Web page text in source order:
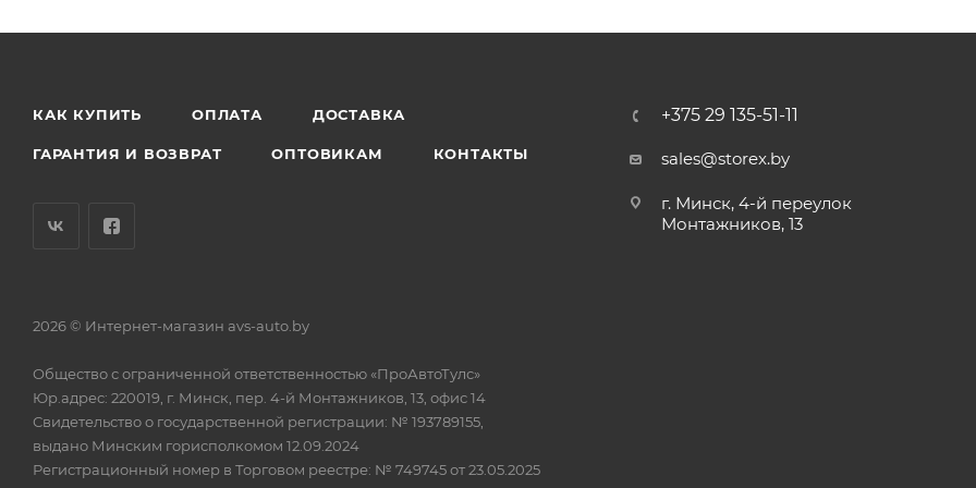
КАК КУПИТЬ ОПЛАТА ДОСТАВКА
ГАРАНТИЯ И ВОЗВРАТ ОПТОВИКАМ КОНТАКТЫ
+375 29 135-51-11
sales@storex.by
г. Минск, 4-й переулок
Монтажников, 13
2026 © Интернет-магазин avs-auto.by
Общество с ограниченной ответственностью «ПроАвтоТулс»
Юр.адрес: 220019, г. Минск, пер. 4-й Монтажников, 13, офис 14
Свидетельство о государственной регистрации: № 193789155,
выдано Минским горисполкомом 12.09.2024
Регистрационный номер в Торговом реестре: № 749745 от 23.05.2025